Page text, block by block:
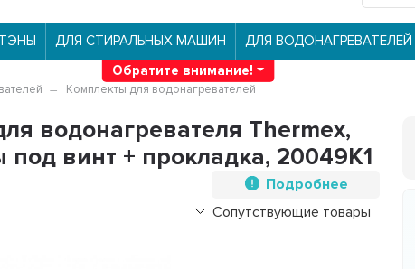
ТЭНЫ ДЛЯ СТИРАЛЬНЫХ МАШИН ДЛЯ ВОДОНАГРЕВАТЕЛЕЙ
Обратите внимание!
Комплекты для водонагревателей
водонагревателя Thermex,
винт + прокладка, 20049K1
Подробнее
Сопутствующие товары